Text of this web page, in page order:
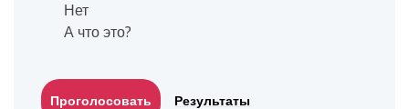
Нет
А что это?
Результаты